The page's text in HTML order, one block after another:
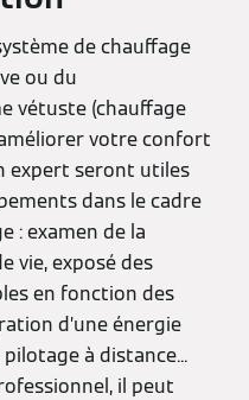
de chauffage
ou du
vétuste (chauffage
votre confort
expert seront utiles
dans le cadre
: examen de la
vie, exposé des
en fonction des
d’une énergie
à distance...
il peut